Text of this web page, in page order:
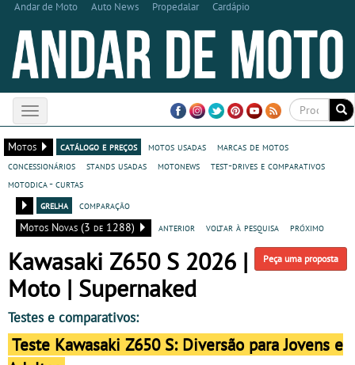
Andar de Moto Auto News Propedalar Cardápio
Toggle
navigation
Motos
catálogo e preços motos usadas
marcas de motos
concessionários
stands usadas motonews
test-drives e comparativos
motodica - curtas
grelha
comparação
Motos Novas (3 de 1288)
anterior voltar à pesquisa próximo
Peça uma proposta
Kawasaki Z650 S 2026 |
Moto | Supernaked
Testes e comparativos:
Teste Kawasaki Z650 S: Diversão para Jovens e